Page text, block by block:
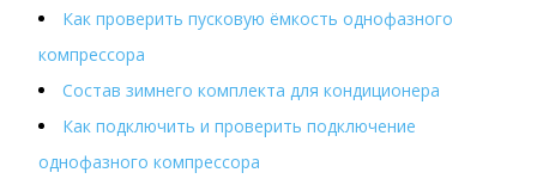
Как проверить пусковую ёмкость однофазного
компрессора
Состав зимнего комплекта для кондиционера
Как подключить и проверить подключение
однофазного компрессора